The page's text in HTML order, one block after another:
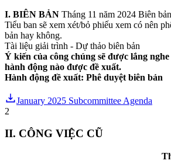
I. BIÊN BẢN Tháng 11 năm 2024 Biên
Tiểu ban sẽ xem xét/bỏ phiếu xem có nên
bản hay không.
Tài liệu giải trình - Dự thảo biên bản
Ý kiến của công chúng sẽ được lắng
hành động nào được đề xuất.
Hành động đề xuất: Phê duyệt biên bản
January 2025 Subcommittee Agenda
2
II. CÔNG VIỆC CŨ